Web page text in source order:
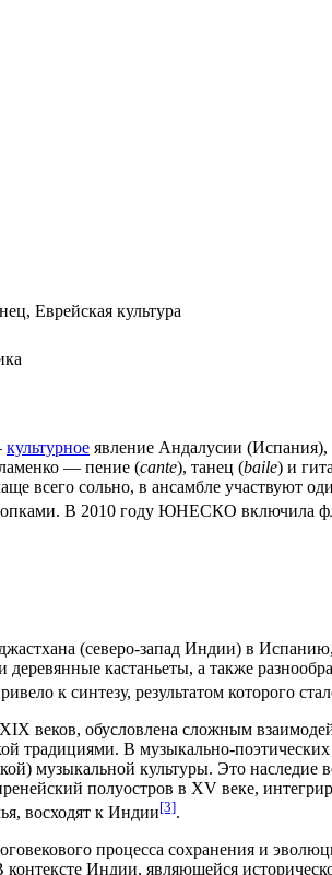
, Еврейская культура
культурное явление Андалусии (Испания),
— пение (cante), танец (baile) и
всего сольно, в ансамбле участвуют
В 2010 году ЮНЕСКО включила
(северо-запад Индии) в Испанию
деревянные кастаньеты, а также
к синтезу, результатом которого
XIX веков, обусловлена сложным
традициями. В музыкально-
музыкальной культуры. Это наследие
полуостров в XV веке,
, восходят к Индии[3].
процесса сохранения и
контексте Индии, являющейся